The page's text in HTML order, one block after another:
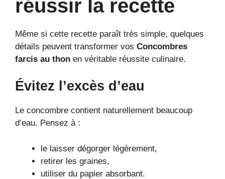
réussir la recette
Même si cette recette paraît très simple, quelques
détails peuvent transformer vos Concombres
farcis au thon en véritable réussite culinaire.
Évitez l’excès d’eau
Le concombre contient naturellement beaucoup
d’eau. Pensez à :
le laisser dégorger légèrement,
retirer les graines,
utiliser du papier absorbant.